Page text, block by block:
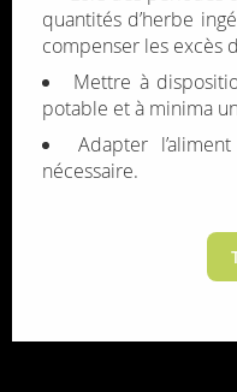
quan­ti­tés d’herbe
com­pen­ser les excès
Mettre à
potable et à minima
Adap­ter
néces­saire.